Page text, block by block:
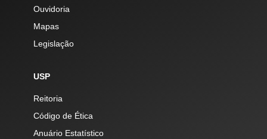
Ouvidoria
Mapas
Legislação
USP
Reitoria
Código de Ética
Anuário Estatístico